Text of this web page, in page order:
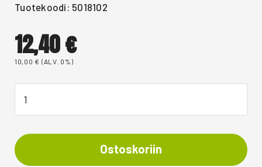
Tuotekoodi: 5018102
12,40€
10,00 € (ALV. 0%)
Ostoskoriin